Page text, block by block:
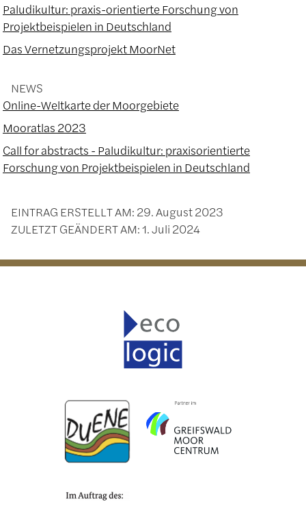
Paludikultur: praxis-orientierte Forschung von
Projektbeispielen in Deutschland
Das Vernetzungsprojekt MoorNet
NEWS
Online-Weltkarte der Moorgebiete
Mooratlas 2023
Call for abstracts - Paludikultur: praxisorientierte
Forschung von Projektbeispielen in Deutschland
EINTRAG ERSTELLT AM: 29. August 2023
ZULETZT GEÄNDERT AM:1. Juli 2024